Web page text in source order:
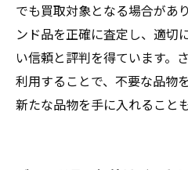
でも買取対象となる場合があ
ンド品を正確に査定し、適切
い信頼と評判を得ています。
利用することで、不要な品物
新たな品物を手に入れること